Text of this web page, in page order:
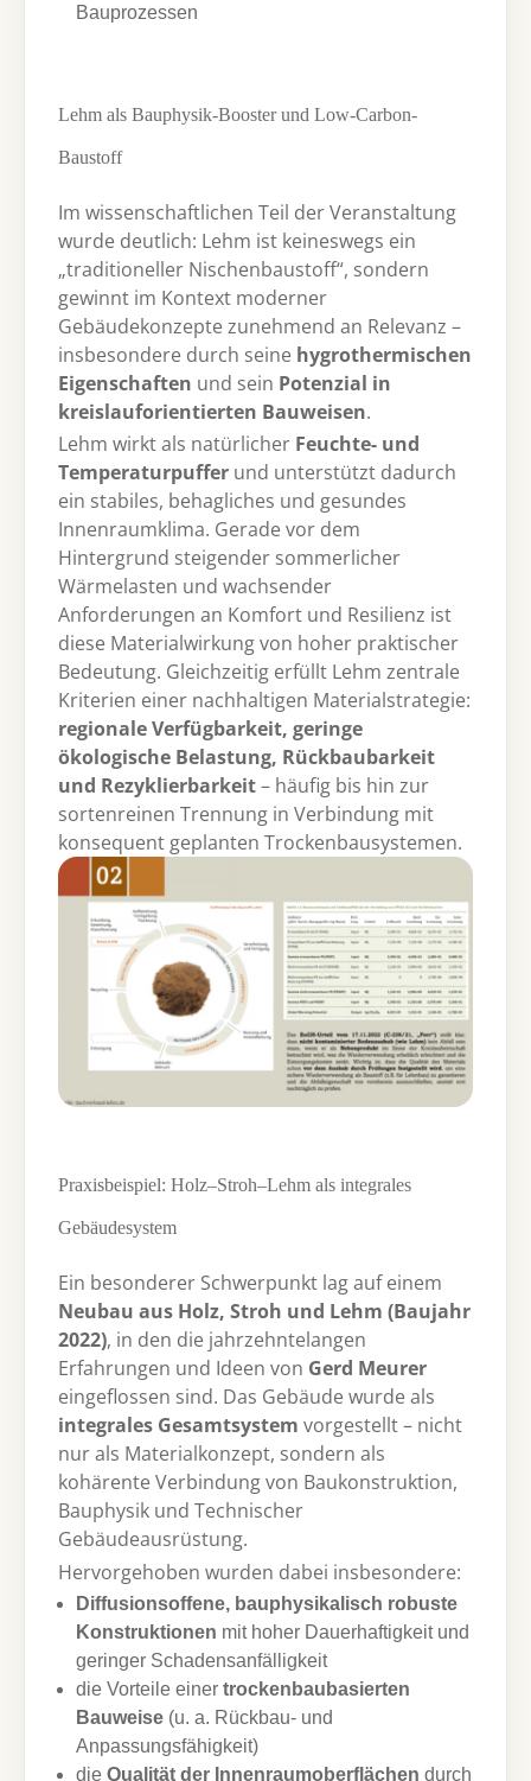
Bauprozessen
Show larger version
Lehm als Bauphysik-Booster und Low-Carbon-
Baustoff
Im wissenschaftlichen Teil der Veranstaltung
wurde deutlich: Lehm ist keineswegs ein
„traditioneller Nischenbaustoff“, sondern
gewinnt im Kontext moderner
Gebäudekonzepte zunehmend an Relevanz –
insbesondere durch seine hygrothermischen
Eigenschaften und sein Potenzial in
kreislauforientierten Bauweisen.
Lehm wirkt als natürlicher Feuchte- und
Temperaturpuffer und unterstützt dadurch
ein stabiles, behagliches und gesundes
Innenraumklima. Gerade vor dem
Hintergrund steigender sommerlicher
Wärmelasten und wachsender
Anforderungen an Komfort und Resilienz ist
diese Materialwirkung von hoher praktischer
Bedeutung. Gleichzeitig erfüllt Lehm zentrale
Kriterien einer nachhaltigen Materialstrategie:
regionale Verfügbarkeit, geringe
ökologische Belastung, Rückbaubarkeit
und Rezyklierbarkeit– häufig bis hin zur
sortenreinen Trennung in Verbindung mit
konsequent geplanten Trockenbausystemen.
Praxisbeispiel: Holz–Stroh–Lehm als integrales
Gebäudesystem
Ein besonderer Schwerpunkt lag auf einem
Neubau aus Holz, Stroh und Lehm (Baujahr
2022), in den die jahrzehntelangen
Erfahrungen und Ideen von Gerd Meurer
eingeflossen sind. Das Gebäude wurde als
integrales Gesamtsystem vorgestellt – nicht
nur als Materialkonzept, sondern als
kohärente Verbindung von Baukonstruktion,
Bauphysik und Technischer
Gebäudeausrüstung.
Hervorgehoben wurden dabei insbesondere:
Diffusionsoffene, bauphysikalisch robuste
Konstruktionen mit hoher Dauerhaftigkeit und
geringer Schadensanfälligkeit
die Vorteile einer trockenbaubasierten
Bauweise (u. a. Rückbau- und
Anpassungsfähigkeit)
die Qualität der Innenraumoberflächen durch